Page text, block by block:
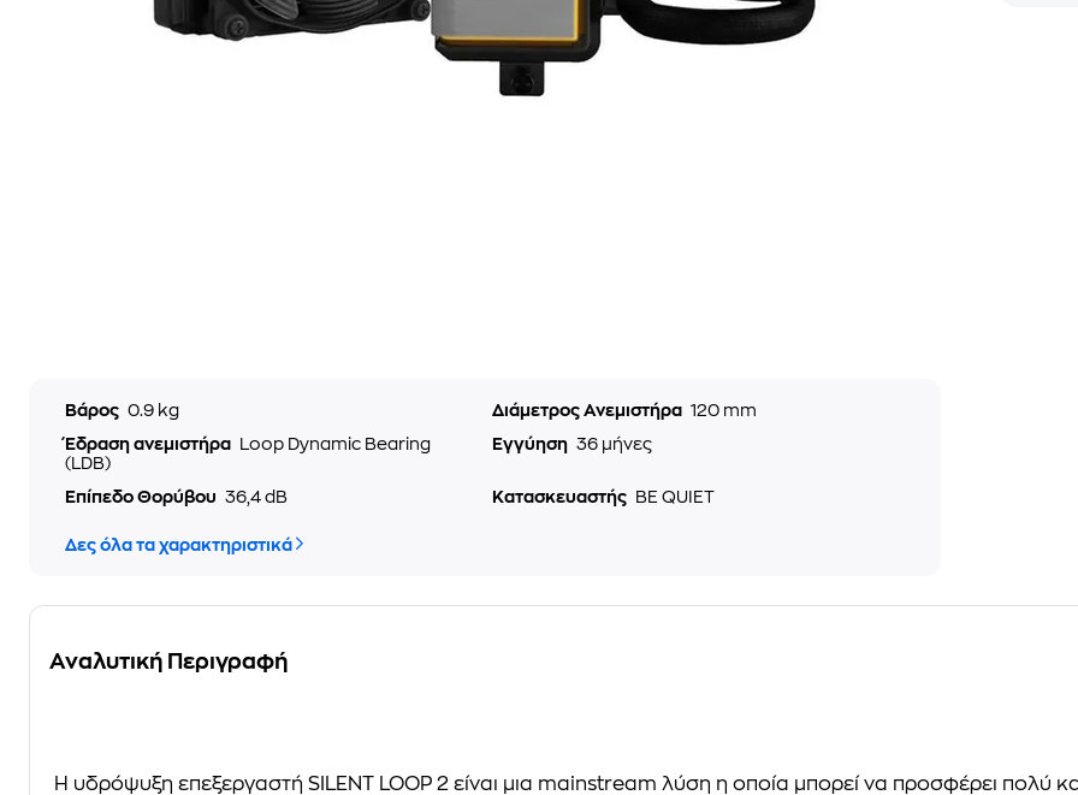
Βάρος 0.9 kg Διάμετρος Ανεμιστήρα 120 mm
Έδραση ανεμιστήρα
Loop Dynamic Bearing
(LDB)
Εγγύηση 36 μήνες
Επίπεδο Θορύβου 36,4 dB Κατασκευαστής BE QUIET
Δες όλα τα χαρακτηριστικά
Αναλυτική Περιγραφή
Η υδρόψυξη επεξεργαστή SILENT LOOP 2 είναι μια mainstream λύση η οποία μπορεί να προσφέρει πολύ